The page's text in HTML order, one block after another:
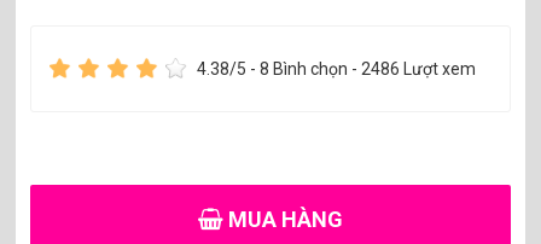
4.38/5 -8 Bình chọn - 2486 Lượt xem
MUA HÀNG